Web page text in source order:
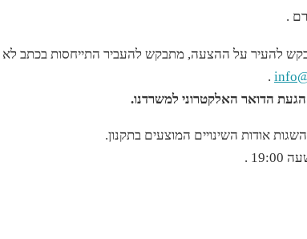
.
להעיר על ההצעה, מתבקש להעביר התייחסות בכתב לא
.
אודות השינויים המוצעים בתקנון.